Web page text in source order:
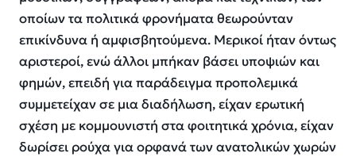
οποίων τα πολιτικά φρονήματα θεωρούνταν
επικίνδυνα ή αμφισβητούμενα. Μερικοί ήταν όντως
αριστεροί, ενώ άλλοι μπήκαν βάσει υποψιών και
φημών, επειδή για παράδειγμα προπολεμικά
συμμετείχαν σε μια διαδήλωση, είχαν ερωτική
σχέση με κομμουνιστή στα φοιτητικά χρόνια, είχαν
δωρίσει ρούχα για ορφανά των ανατολικών χωρών